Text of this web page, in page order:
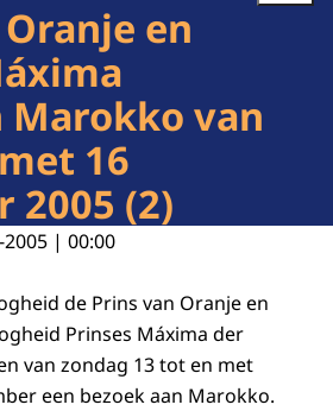
en
Marokko van
16
2005 (2)
2005 | 00:00
de Prins van Oranje en
Prinses Máxima der
van zondag 13 tot en met
een bezoek aan Marokko.